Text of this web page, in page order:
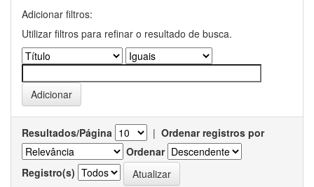
Adicionar filtros:
Utilizar filtros para refinar o resultado de busca.
Resultados/Página | Ordenar registros por
Ordenar
Registro(s)